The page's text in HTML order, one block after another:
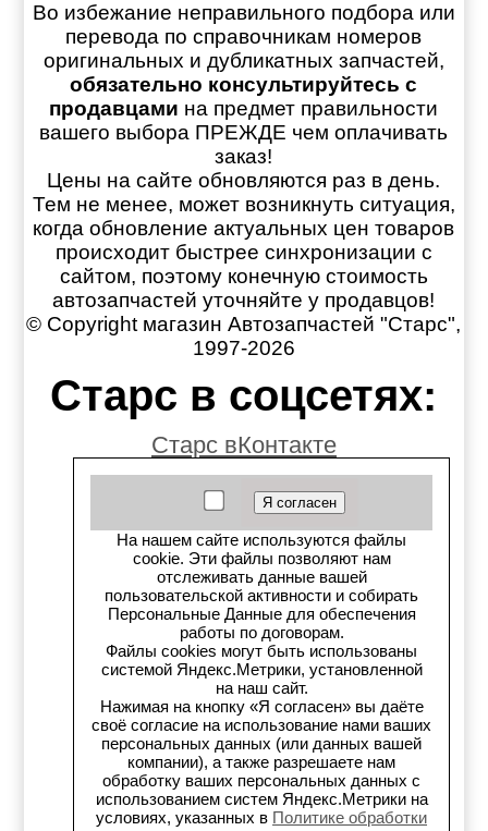
Во избежание неправильного подбора или
перевода по справочникам номеров
оригинальных и дубликатных запчастей,
обязательно консультируйтесь с
продавцами на предмет правильности
вашего выбора ПРЕЖДЕ чем оплачивать
заказ!
Цены на сайте обновляются раз в день.
Тем не менее, может возникнуть ситуация,
когда обновление актуальных цен товаров
происходит быстрее синхронизации с
сайтом, поэтому конечную стоимость
автозапчастей уточняйте у продавцов!
© Copyright магазин Автозапчастей "Старс",
1997-2026
Старс в соцсетях:
Старс вКонтакте
Старс в YouTube
Телеграм-канал
Старс на Drom.ru
Старс в auto.ru
Старс в картах Яндекс
Старс в картах 2ГИС
Старс на Avito.ru
На нашем сайте используются файлы
cookie. Эти файлы позволяют нам
отслеживать данные вашей
пользовательской активности и собирать
Персональные Данные для обеспечения
работы по договорам.
Файлы cookies могут быть использованы
системой Яндекс.Метрики, установленной
на наш сайт.
Нажимая на кнопку «Я согласен» вы даёте
своё согласие на использование нами ваших
персональных данных (или данных вашей
компании), а также разрешаете нам
обработку ваших персональных данных с
использованием систем Яндекс.Метрики на
условиях, указанных в Политике обработки